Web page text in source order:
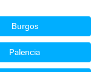
Burgos
Palencia